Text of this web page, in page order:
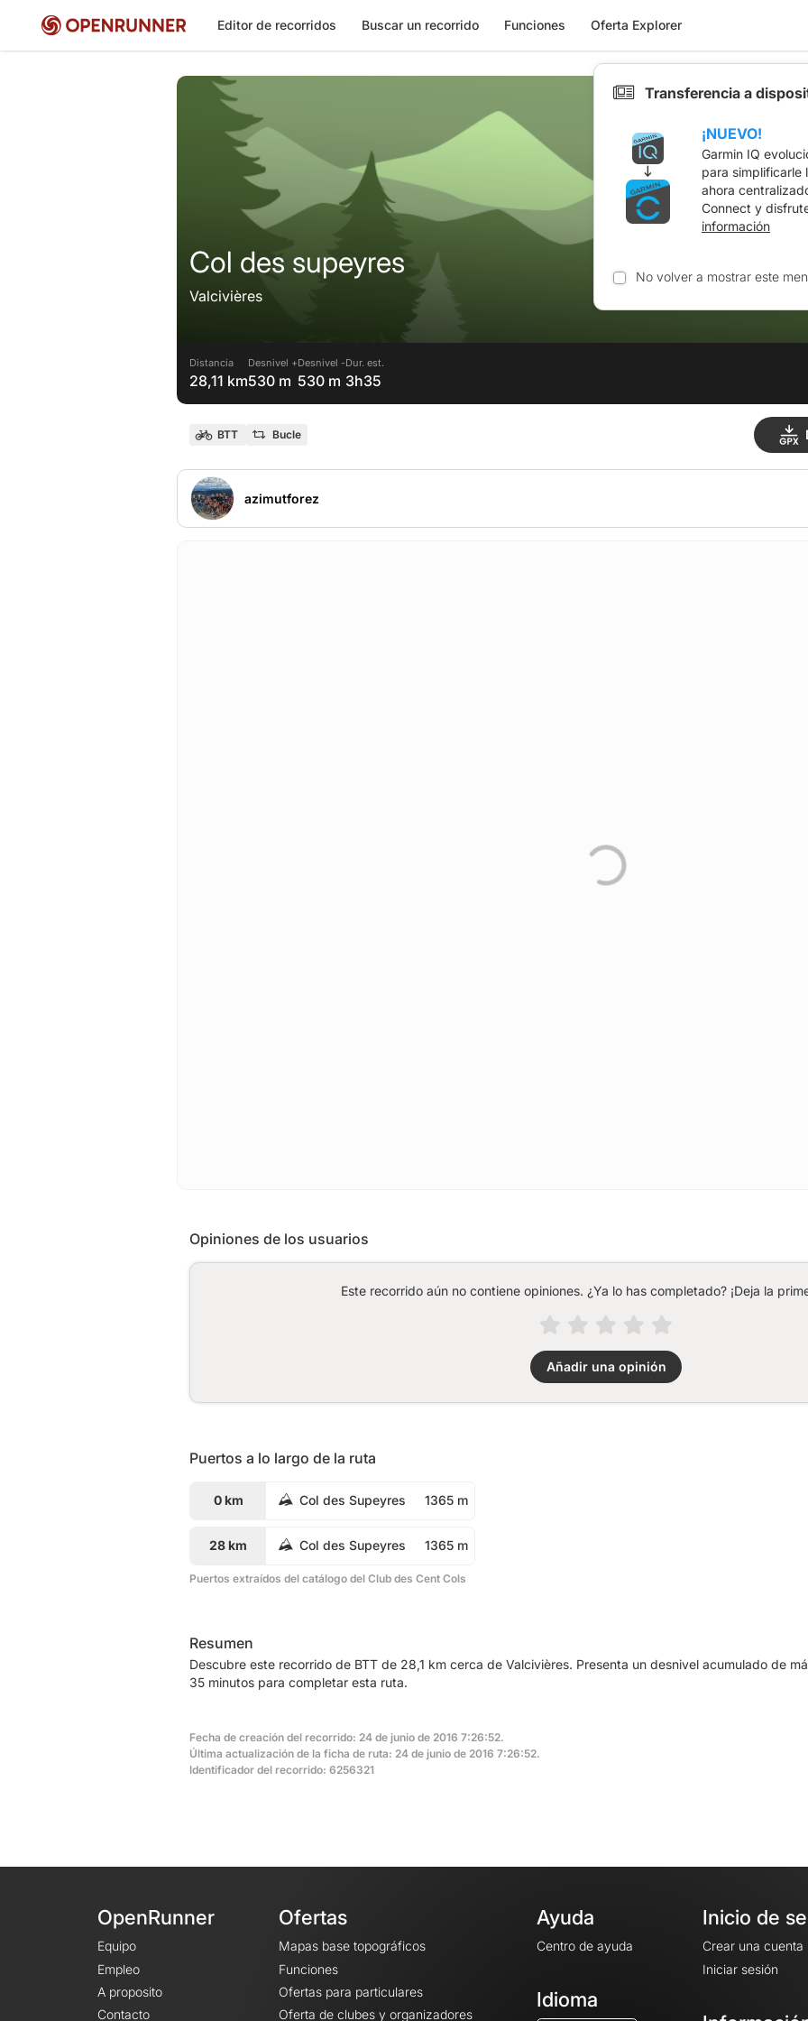
Editor de recorridos Buscar un recorrido Funciones Oferta Explorer
Col des supeyres
Valcivières
Distancia
28,11 km
Desnivel +
530 m
Desnivel -
530 m
Dur. est.
3h35
BTT Bucle
azimutforez
Opiniones de los usuarios
Este recorrido aún no contiene opiniones. ¿Ya lo has completado? ¡Deja la
Añadir una opinión
Puertos a lo largo de la ruta
0 km Col des Supeyres 1365 m
28 km Col des Supeyres 1365 m
Puertos extraídos del catálogo del Club des Cent Cols
Resumen
Descubre este recorrido de BTT de 28,1 km cerca de Valcivières. Presenta un desnivel acumulado de
35 minutos para completar esta ruta.
Fecha de creación del recorrido: 24 de junio de 2016 7:26:52.
Última actualización de la ficha de ruta: 24 de junio de 2016 7:26:52.
Identificador del recorrido: 6256321
OpenRunner
Equipo
Empleo
A proposito
Contacto
Ofertas
Mapas base topográficos
Funciones
Ofertas para particulares
Oferta de clubes y organizadores
Ayuda
Centro de ayuda
Idioma
Inicio de
Crear una cuenta
Iniciar sesión
Transferencia a
¡NUEVO!
Garmin IQ
para simplificarle
ahora
Connect y
información
No volver a mostrar este